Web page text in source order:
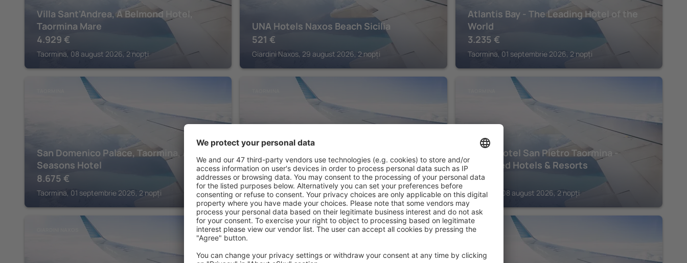
Villa Sant'Andrea, A Belmond Hotel,
Taormina Mare
4.929 €
Taormina, 08 august 2026, 2 nopți
UNA Hotels Naxos Beach Sicilia
521 €
Giardini Naxos, 29 august 2026, 2 nopți
Atlantis Bay - The Leading Hotel of the
World
3.235 €
Taormina, 01 septembrie 2026, 2 nopți
San Domenico Palace, Taormina, A Four
Seasons Hotel
8.675 €
Taormina, 01 septembrie 2026, 2 nopți
NH Collection Taormina
1.629€
Taormina, 01 septembrie 2026, 2 nopți
Grand Hotel San Pietro Taormina -
Preferred Hotels & Resorts
2.741
Taormina, 08 august 2026, 2 nopți
TAORMINA TAORMINA